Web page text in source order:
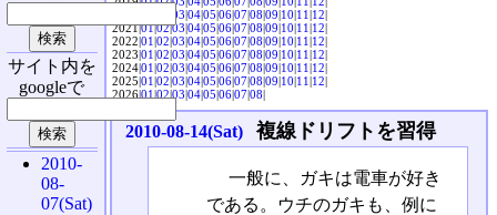
03|04|05|06|07|08|09|10|11|12|
2021|01|02|03|04|05|06|07|08|09|10|11|12|
2022|01|02|03|04|05|06|07|08|09|10|11|12|
2023|01|02|03|04|05|06|07|08|09|10|11|12|
2024|01|02|03|04|05|06|07|08|09|10|11|12|
2025|01|02|03|04|05|06|07|08|09|10|11|12|
2026|01|02|03|04|05|06|07|08|
2010-08-14(Sat) 複線ドリフトを習得
一般に、ガキは電車が好き
である。ウチのガキも、例に
サイト内を
googleで
2010-
08-
07(Sat)